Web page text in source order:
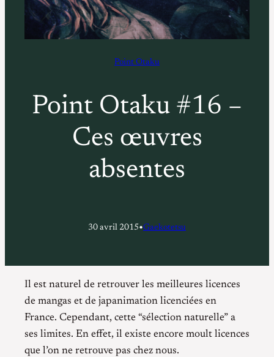
Point Otaku
Point Otaku #16 –
Ces œuvres
absentes
30 avril 2015•Gaekotetsu
Il est naturel de retrouver les meilleures licences
de mangas et de japanimation licenciées en
France. Cependant, cette “sélection naturelle” a
ses limites. En effet, il existe encore moult licences
que l’on ne retrouve pas chez nous.